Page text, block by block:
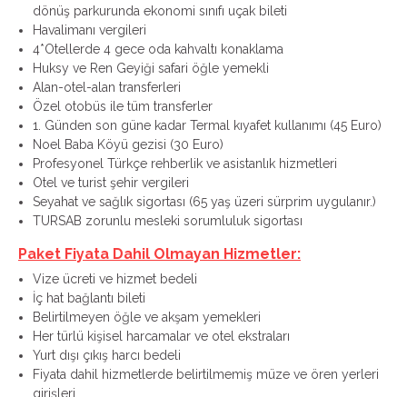
dönüş parkurunda ekonomi sınıfı uçak bileti
Havalimanı vergileri
4*Otellerde 4 gece oda kahvaltı konaklama
Huksy ve Ren Geyiği safari öğle yemekli
Alan-otel-alan transferleri
Özel otobüs ile tüm transferler
1. Günden son güne kadar Termal kıyafet kullanımı (45 Euro)
Noel Baba Köyü gezisi (30 Euro)
Profesyonel Türkçe rehberlik ve asistanlık hizmetleri
Otel ve turist şehir vergileri
Seyahat ve sağlık sigortası (65 yaş üzeri sürprim uygulanır.)
TURSAB zorunlu mesleki sorumluluk sigortası
Paket Fiyata Dahil Olmayan Hizmetler:
Vize ücreti ve hizmet bedeli
İç hat bağlantı bileti
Belirtilmeyen öğle ve akşam yemekleri
Her türlü kişisel harcamalar ve otel ekstraları
Yurt dışı çıkış harcı bedeli
Fiyata dahil hizmetlerde belirtilmemiş müze ve ören yerleri
girişleri